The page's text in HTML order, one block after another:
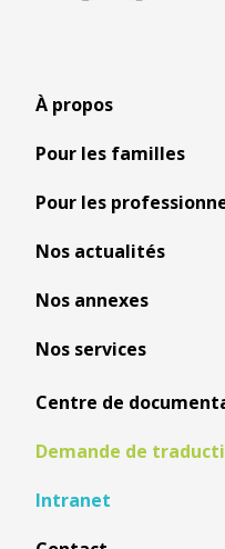
À propos
Pour les familles
Pour les
Nos actualités
Nos annexes
Nos services
Centre de
Demande de
Intranet